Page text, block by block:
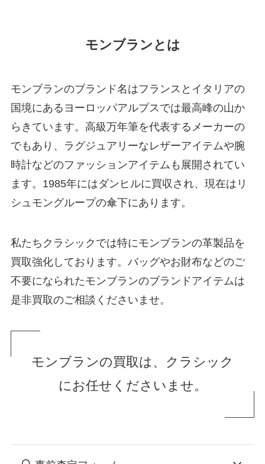
モンブランとは
モンブランのブランド名はフランスとイタリアの
国境にあるヨーロッパアルプスでは最高峰の山か
らきています。高級万年筆を代表するメーカーの
でもあり、ラグジュアリーなレザーアイテムや腕
時計などのファッションアイテムも展開されてい
ます。1985年にはダンヒルに買収され、現在はリ
シュモングループの傘下にあります。
私たちクラシックでは特にモンブランの革製品を
買取強化しております。バッグやお財布などのご
不要になられたモンブランのブランドアイテムは
是非買取のご相談くださいませ。
モンブランの買取は、クラシック
にお任せくださいませ。